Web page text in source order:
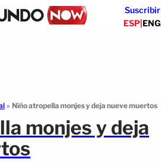
Suscribir
ESP|ENG
» Niño atropella monjes y deja nueve muertos
monjes y deja